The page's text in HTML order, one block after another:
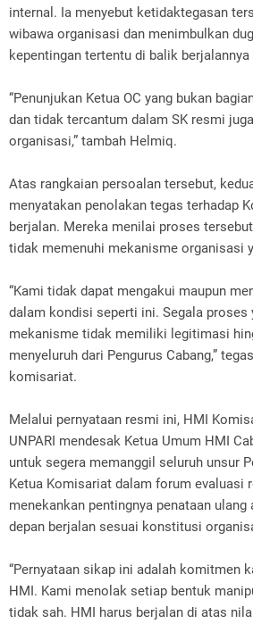
internal. Ia menyebut ketidaktegasan
wibawa organisasi dan menimbulkan
kepentingan tertentu di balik berjalannya
“Penunjukan Ketua OC yang bukan
dan tidak tercantum dalam SK resmi
organisasi,” tambah Helmiq.
Atas rangkaian persoalan tersebut,
menyatakan penolakan tegas terhadap
berjalan. Mereka menilai proses
tidak memenuhi mekanisme organisasi
“Kami tidak dapat mengakui maupun
dalam kondisi seperti ini. Segala proses
mekanisme tidak memiliki legitimasi
menyeluruh dari Pengurus Cabang,”
komisariat.
Melalui pernyataan resmi ini, HMI
UNPARI mendesak Ketua Umum HMI
untuk segera memanggil seluruh unsur
Ketua Komisariat dalam forum evaluasi
menekankan pentingnya penataan ulang
depan berjalan sesuai konstitusi
“Pernyataan sikap ini adalah komitmen
HMI. Kami menolak setiap bentuk
tidak sah. HMI harus berjalan di atas